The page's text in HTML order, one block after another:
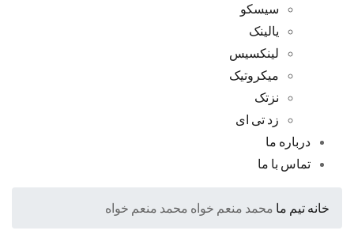
سیسکو
یالینک
لینکسیس
میکروتیک
نزتک
زد تی ای
درباره ما
تماس با ما
خانه تیم ما محمد منعم خواه محمد منعم خواه